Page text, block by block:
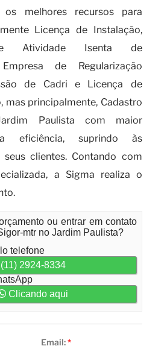
os melhores recursos para
Licença de Instalação,
Atividade Isenta de
de Regularização
de Cadri e Licença de
mas principalmente, Cadastro
Paulista com maior
eficiência, suprindo às
seus clientes. Contando com
a Sigma realiza o
ou entrar em contato
mtr no Jardim Paulista?
telefone
(11) 2924-8334
Clicando aqui
Email:*